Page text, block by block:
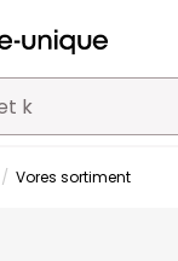
Vores sortiment